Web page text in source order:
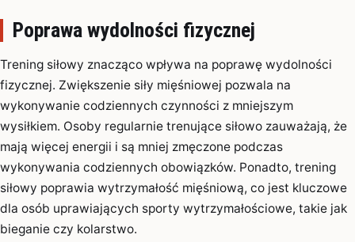
Poprawa wydolności fizycznej
Trening siłowy znacząco wpływa na poprawę wydolności
fizycznej. Zwiększenie siły mięśniowej pozwala na
wykonywanie codziennych czynności z mniejszym
wysiłkiem. Osoby regularnie trenujące siłowo zauważają, że
mają więcej energii i są mniej zmęczone podczas
wykonywania codziennych obowiązków. Ponadto, trening
siłowy poprawia wytrzymałość mięśniową, co jest kluczowe
dla osób uprawiających sporty wytrzymałościowe, takie jak
bieganie czy kolarstwo.